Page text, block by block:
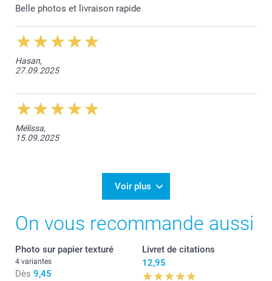
Belle photos et livraison rapide
Hasan,
27.09.2025
Mélissa,
15.09.2025
Voir plus
On vous recommande aussi
Photo sur papier texturé
4 variantes
Dès 9,45
Livret de citations
12,95